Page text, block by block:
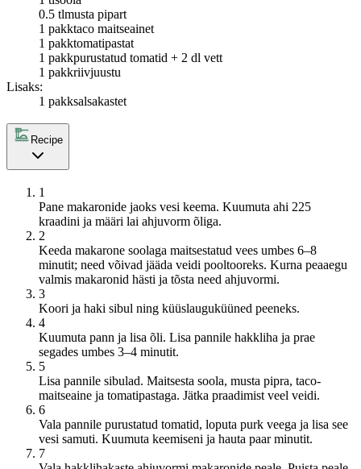
0.5 tlmusta pipart
1 pakktaco maitseainet
1 pakktomatipastat
1 pakkpurustatud tomatid + 2 dl vett
1 pakkriivjuustu
Lisaks:
1 pakksalsakastet
Recipe
1
Pane makaronide jaoks vesi keema. Kuumuta ahi 225
kraadini ja määri lai ahjuvorm õliga.
2
Keeda makarone soolaga maitsestatud vees umbes 6–8
minutit; need võivad jääda veidi pooltooreks. Kurna peaaegu
valmis makaronid hästi ja tõsta need ahjuvormi.
3
Koori ja haki sibul ning küüslauguküüned peeneks.
4
Kuumuta pann ja lisa õli. Lisa pannile hakkliha ja prae
segades umbes 3–4 minutit.
5
Lisa pannile sibulad. Maitsesta soola, musta pipra, taco-
maitseaine ja tomatipastaga. Jätka praadimist veel veidi.
6
Vala pannile purustatud tomatid, loputa purk veega ja lisa see
vesi samuti. Kuumuta keemiseni ja hauta paar minutit.
7